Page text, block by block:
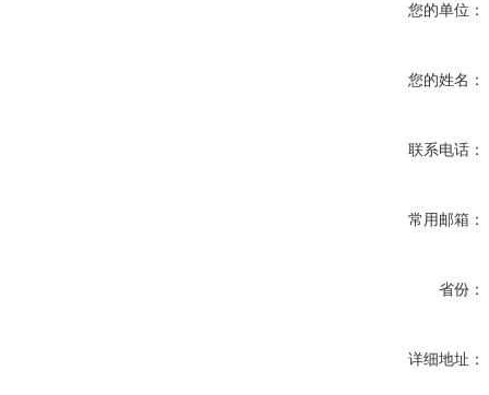
您的单位：
您的姓名：
联系电话：
常用邮箱：
省份：
详细地址：